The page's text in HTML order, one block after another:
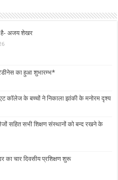
है- अजय शेखर
का हुआ शुभारम्भ*
कॉलेज के बच्चों ने निकाला झांकी के मनोरम दृश्य
सहित सभी शिक्षण संस्थानों को बन्द रखने के
का चार दिवसीय प्रशिक्षण शुरू